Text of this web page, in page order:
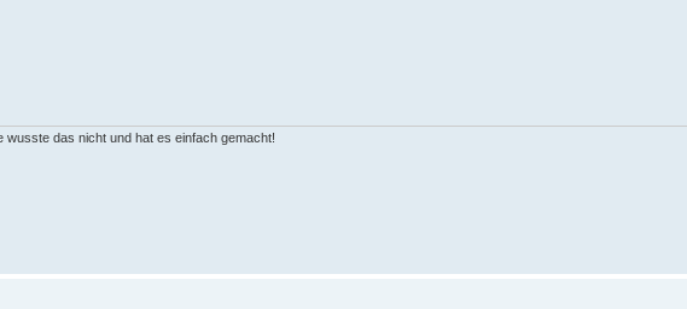
wusste das nicht und hat es einfach gemacht!